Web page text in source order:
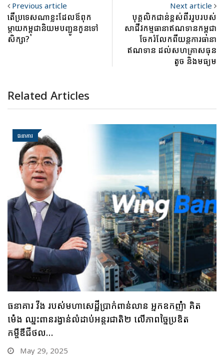
Previous article
តើប្រទេសណាខ្លះដែលឪពុក
ម្តាយកម្ពុជានិយមបញ្ជូនកូនទៅ
សិក្សា?
Next article
បុគ្គលិកជាន់ខ្ពស់ពីររូបរបស់
សាជីវកម្មធានាឥណទានកម្ពុជា
ចែករំលែកពីយន្តការធានា
ឥណទាន ដល់សហគ្រាសធុន
តូច និងមធ្យម
Related Articles
ធនាគារ
ធនាគារ ប្រៃសណីយ៍កម្ពុជា និងក្រុមហ៊ុន អាយជី អាណា
ចក្រថិក ចុះកិច្ចព្រមព្រៀងភាពជាដៃគូយុទ្ធសាស្ត្រផ្នែកបច្ចេកវិទ្យា
May 28, 2025